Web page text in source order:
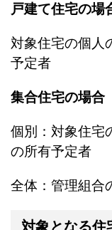
戸建て住宅の場
対象住宅の個人
予定者
集合住宅の場合
個別：対象住宅
の所有予定者
全体：管理組合
対象となる住